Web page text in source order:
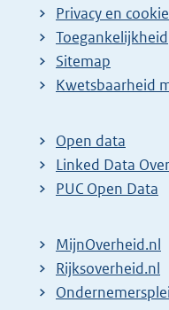
Privacy en
Toegankelijkheid
Sitemap
E
t
e
r
l
i
n
Kwetsbaarheid
Open data
Linked Data
PUC Open Data
MijnOverheid.nl
E
x
Rijksoverheid.nl
E